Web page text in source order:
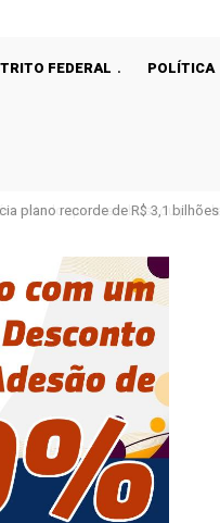
FEDERAL POLÍTICA
plano recorde de R$ 3,1